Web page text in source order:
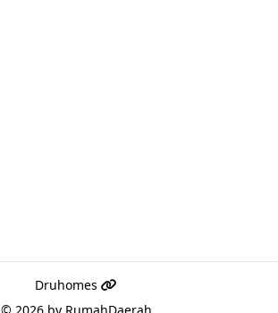
Druhomes